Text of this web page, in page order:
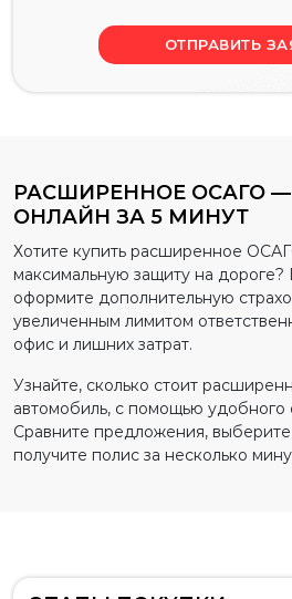
ОТПРАВИТЬ
РАСШИРЕННОЕ ОСАГО
ОНЛАЙН ЗА 5 МИНУТ
Хотите купить расширенное
максимальную защиту на дороге?
оформите дополнительную
увеличенным лимитом
офис и лишних затрат.
Узнайте, сколько стоит
автомобиль, с помощью удобного
Сравните предложения,
получите полис за несколько